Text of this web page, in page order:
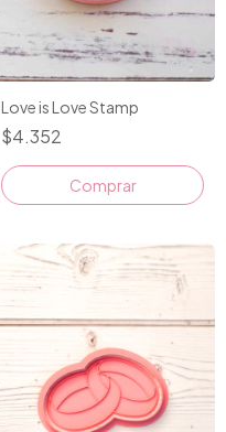
Love is Love Stamp
$4.352
Comprar